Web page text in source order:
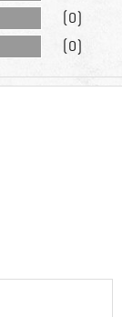
(0)
(0)